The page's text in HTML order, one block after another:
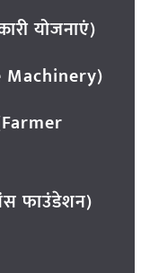
योजनाएं)
Machinery)
फाउंडेशन)